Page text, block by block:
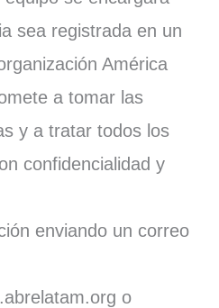
sea registrada en un
América
a tomar las
y a tratar todos los
confidencialidad y
enviando un correo
o